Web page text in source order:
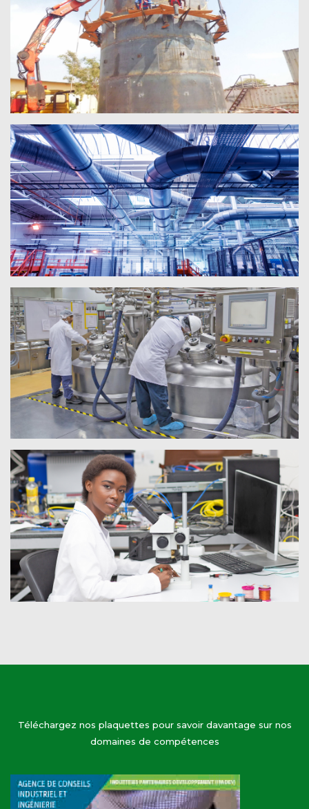
Téléchargez nos plaquettes pour savoir davantage sur nos
domaines de compétences